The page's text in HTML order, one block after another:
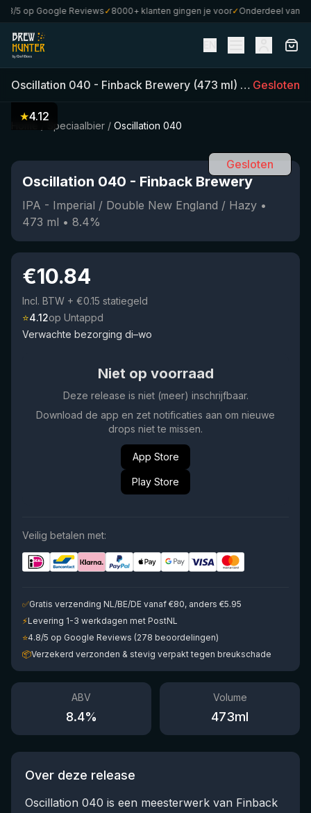
5 op Google Reviews✓8000+ klanten gingen je voor✓Onderdeel van
Oscillation 040 - Finback Brewery (473 ml) 8.4%•IPA
Gesloten
Speciaalbier / Oscillation 040
★4.12
Gesloten
Oscillation 040 - Finback Brewery
IPA - Imperial / Double New England / Hazy •
473 ml • 8.4%
€10.84
Incl. BTW + €0.15 statiegeld
⭐4.12op Untappd
Verwachte bezorging di–wo
Niet op voorraad
Deze release is niet (meer) inschrijfbaar.
Download de app en zet notificaties aan om nieuwe
drops niet te missen.
App Store
Play Store
Veilig betalen met:
✅Gratis verzending NL/BE/DE vanaf €80, anders €5.95
⚡Levering 1-3 werkdagen met PostNL
⭐4.8/5 op Google Reviews (278 beoordelingen)
📦Verzekerd verzonden & stevig verpakt tegen breukschade
ABV
8.4%
Volume
473ml
Over deze release
Oscillation 040 is een meesterwerk van Finback